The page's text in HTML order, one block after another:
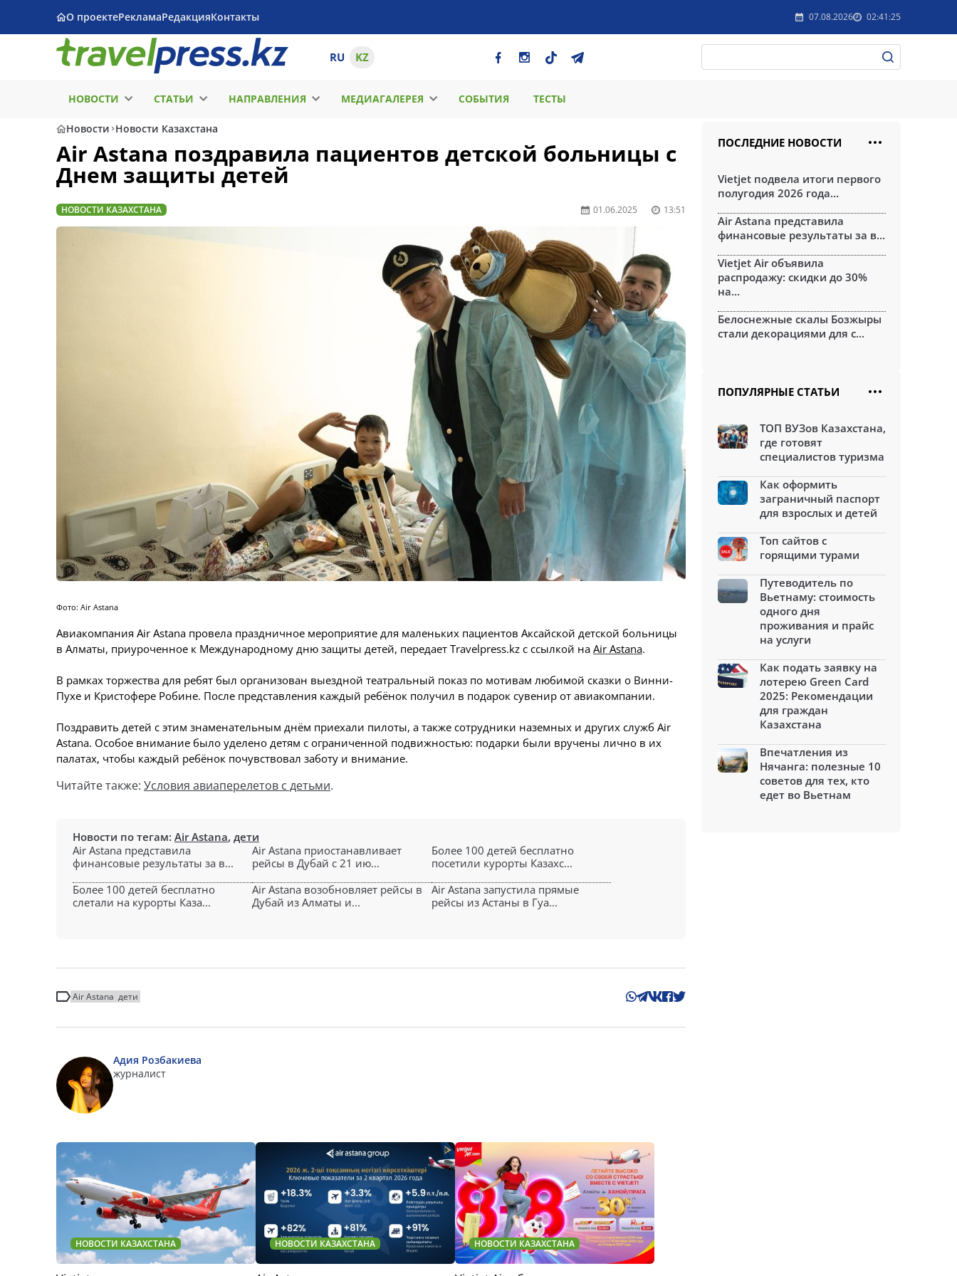
О проектеРекламаРедакцияКонтакты 07.08.2026 02:41:25
RU KZ
НОВОСТИ СТАТЬИ НАПРАВЛЕНИЯ МЕДИАГАЛЕРЕЯ СОБЫТИЯ ТЕСТЫ
Новости Новости Казахстана
Air Astana поздравила пациентов детской больницы с
Днем защиты детей
НОВОСТИ КАЗАХСТАНА 01.06.2025 13:51
Фото: Air Astana
Авиакомпания Air Astana провела праздничное мероприятие для маленьких пациентов Аксайской детской больницы
в Алматы, приуроченное к Международному дню защиты детей, передает Travelpress.kz с ссылкой на Air Astana.
В рамках торжества для ребят был организован выездной театральный показ по мотивам любимой сказки о Винни-
Пухе и Кристофере Робине. После представления каждый ребёнок получил в подарок сувенир от авиакомпании.
Поздравить детей с этим знаменательным днём приехали пилоты, а также сотрудники наземных и других служб Air
Astana. Особое внимание было уделено детям с ограниченной подвижностью: подарки были вручены лично в их
палатах, чтобы каждый ребёнок почувствовал заботу и внимание.
Читайте также: Условия авиаперелетов с детьми.
Новости по тегам: Air Astana, дети
Air Astana представила
финансовые результаты за в...
Air Astana приостанавливает
рейсы в Дубай с 21 ию...
Более 100 детей бесплатно
посетили курорты Казахс...
Более 100 детей бесплатно
слетали на курорты Каза...
Air Astana возобновляет рейсы в
Дубай из Алматы и...
Air Astana запустила прямые
рейсы из Астаны в Гуа...
Air Astana дети
Адия Розбакиева
журналист
НОВОСТИ КАЗАХСТАНА НОВОСТИ КАЗАХСТАНА НОВОСТИ КАЗАХСТАНА
ПОСЛЕДНИЕ НОВОСТИ
Vietjet подвела итоги первого
полугодия 2026 года...
Air Astana представила
финансовые результаты за в...
Vietjet Air объявила
распродажу: скидки до 30%
на...
Белоснежные скалы Бозжыры
стали декорациями для с...
ПОПУЛЯРНЫЕ СТАТЬИ
ТОП ВУЗов Казахстана,
где готовят
специалистов туризма
Как оформить
заграничный паспорт
для взрослых и детей
Топ сайтов с
горящими турами
Путеводитель по
Вьетнаму: стоимость
одного дня
проживания и прайс
на услуги
Как подать заявку на
лотерею Green Card
2025: Рекомендации
для граждан
Казахстана
Впечатления из
Нячанга: полезные 10
советов для тех, кто
едет во Вьетнам